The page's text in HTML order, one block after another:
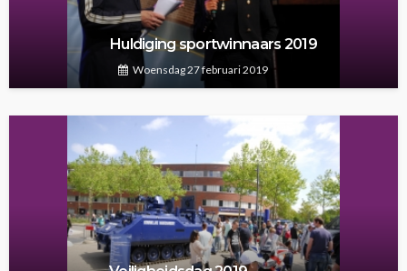
Huldiging sportwinnaars 2019
Woensdag 27 februari 2019